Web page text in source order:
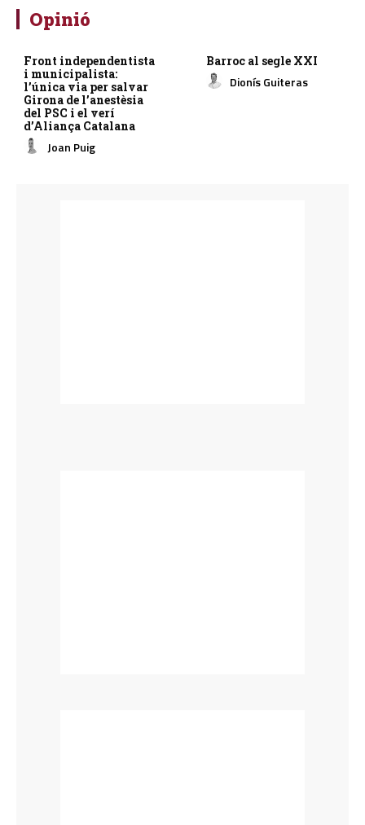
Opinió
Front independentista
i municipalista:
l’única via per salvar
Girona de l’anestèsia
del PSC i el verí
d’Aliança Catalana
Joan Puig
Barroc al segle XXI
Dionís Guiteras